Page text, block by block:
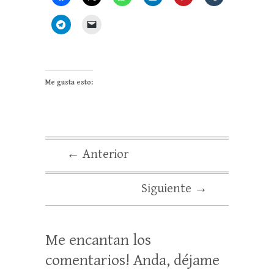
Me gusta esto:
← Anterior
Siguiente →
Me encantan los
comentarios! Anda, déjame